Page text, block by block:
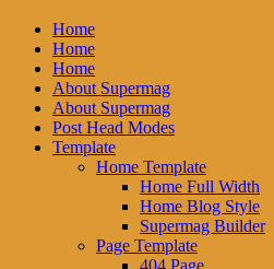
Home
Home
Home
About Supermag
About Supermag
Post Head Modes
Template
Home Template
Home Full Width
Home Blog Style
Supermag Builder
Page Template
404 Page